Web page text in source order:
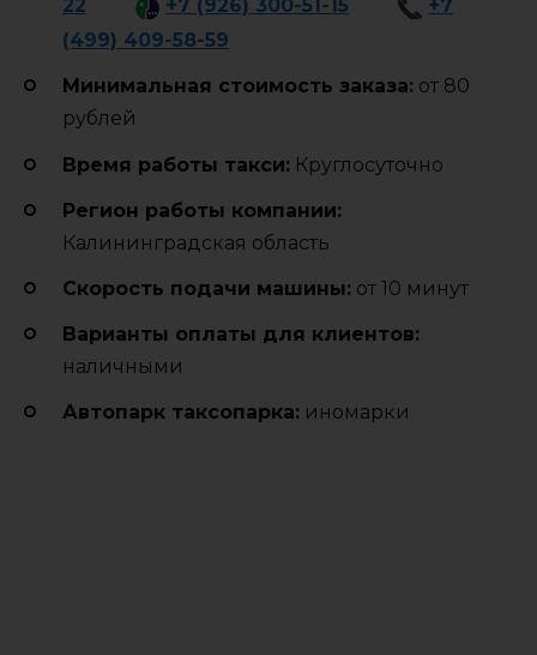
22
+7 (926) 300-51-15
+7
(499) 409-58-59
Минимальная стоимость заказа: от 80
рублей
Время работы такси: Круглосуточно
Регион работы компании:
Калининградская область
Cкорость подачи машины: от 10 минут
Варианты оплаты для клиентов:
наличными
Автопарк таксопарка: иномарки